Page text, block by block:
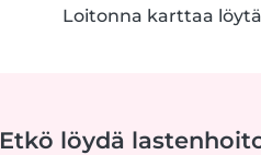
Loitonna karttaa
Etkö löydä